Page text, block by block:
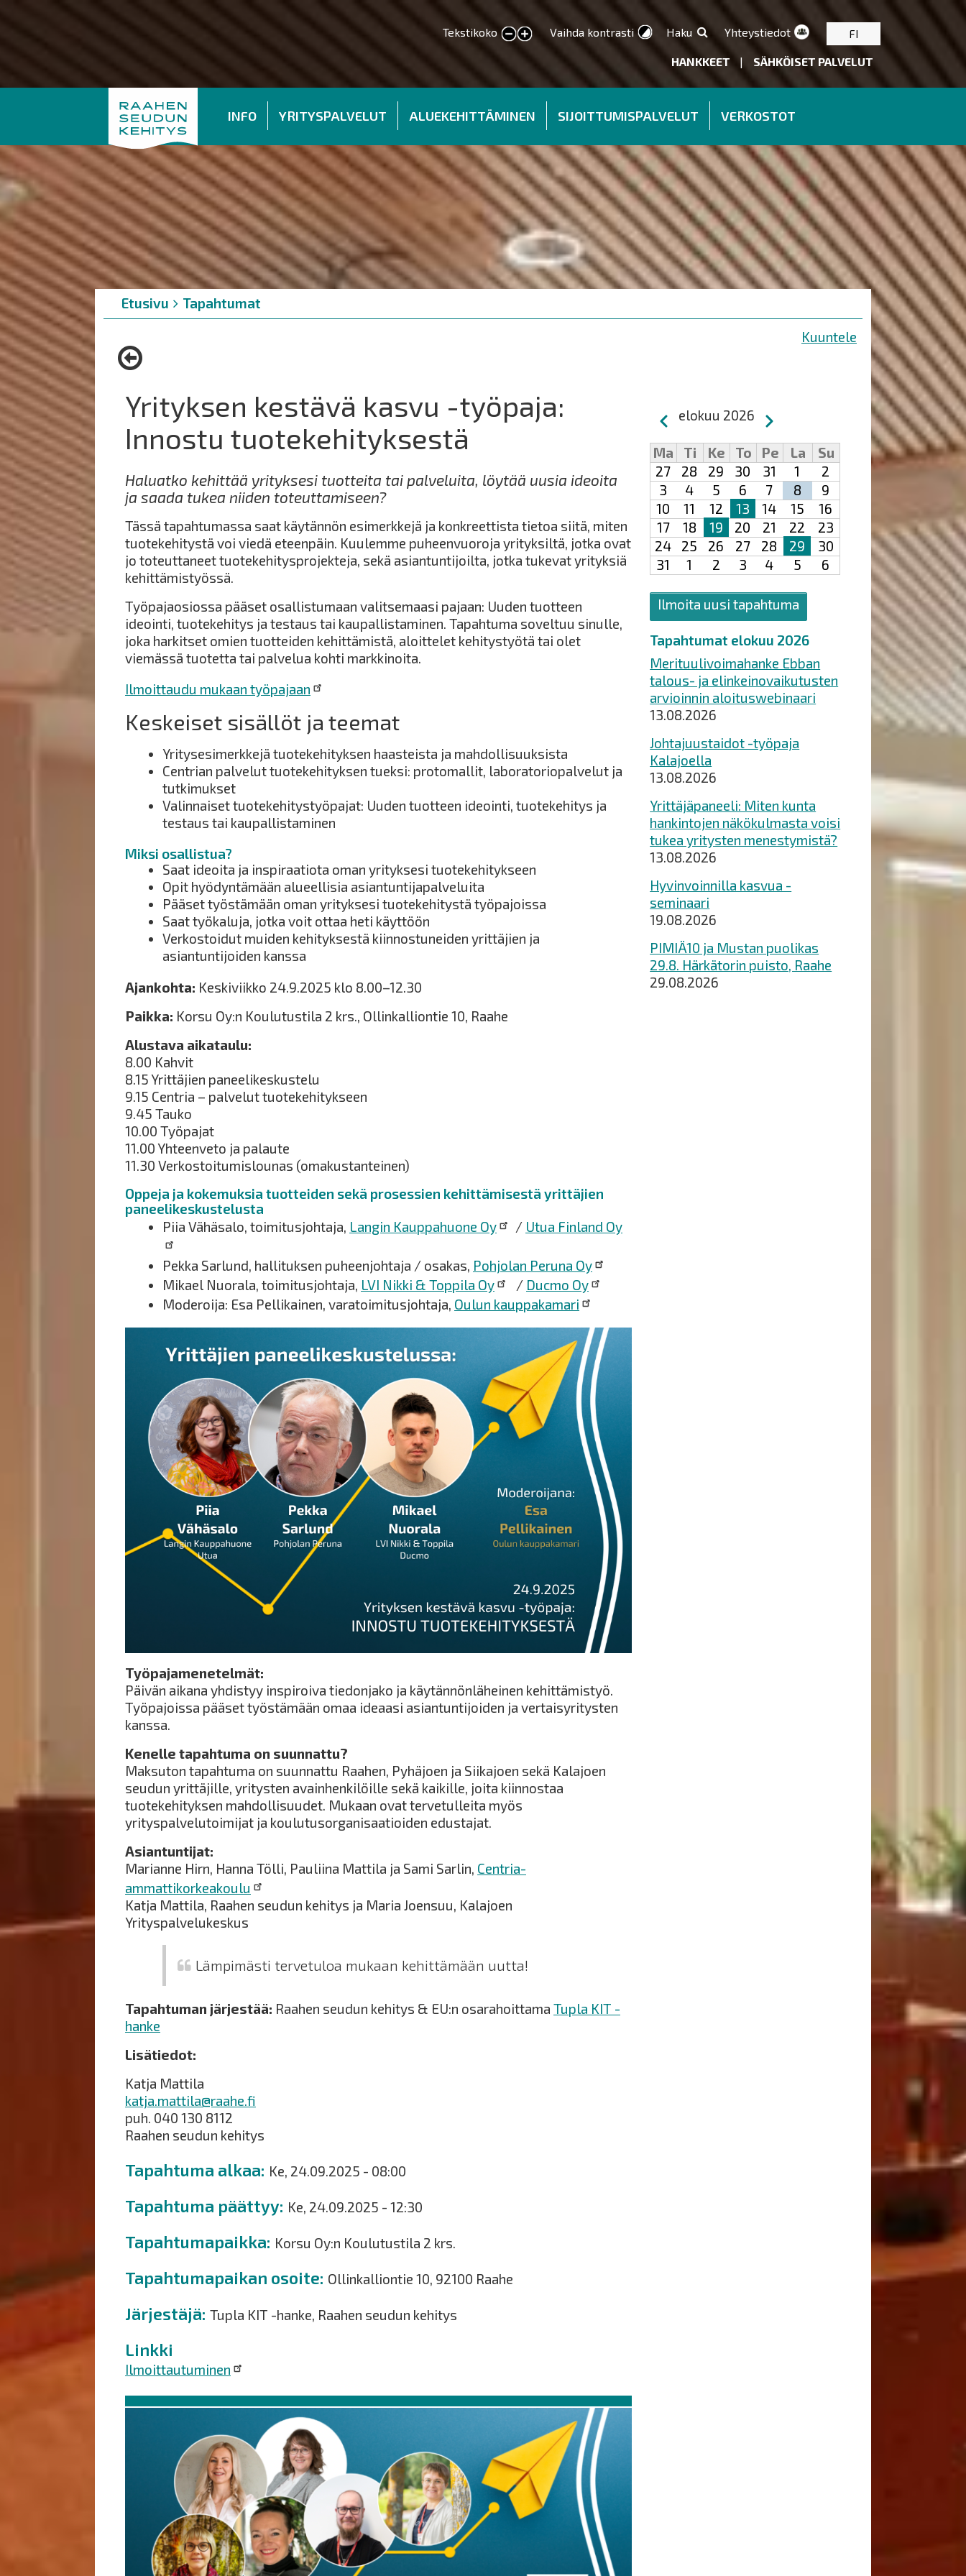
Tekstikoko
smaller text
larger text Vaihda kontrasti Haku Yhteystiedot FI
HANKKEET | SÄHKÖISET PALVELUT
INFO YRITYSPALVELUT ALUEKEHITTÄMINEN SIJOITTUMISPALVELUT VERKOSTOT
Murupolku
You
are
Etusivu Tapahtumat
Kuuntele
Yrityksen kestävä kasvu -työpaja:
Innostu tuotekehityksestä
Haluatko kehittää yrityksesi tuotteita tai palveluita, löytää uusia ideoita
ja saada tukea niiden toteuttamiseen?
Tässä tapahtumassa saat käytännön esimerkkejä ja konkreettista tietoa siitä, miten
tuotekehitystä voi viedä eteenpäin. Kuulemme puheenvuoroja yrityksiltä, jotka ovat
jo toteuttaneet tuotekehitysprojekteja, sekä asiantuntijoilta, jotka tukevat yrityksiä
kehittämistyössä.
Työpajaosiossa pääset osallistumaan valitsemaasi pajaan: Uuden tuotteen
ideointi, tuotekehitys ja testaus tai kaupallistaminen. Tapahtuma soveltuu sinulle,
joka harkitset omien tuotteiden kehittämistä, aloittelet kehitystyötä tai olet
viemässä tuotetta tai palvelua kohti markkinoita.
Ilmoittaudu mukaan työpajaan
Keskeiset sisällöt ja teemat
Yritysesimerkkejä tuotekehityksen haasteista ja mahdollisuuksista
Centrian palvelut tuotekehityksen tueksi: protomallit, laboratoriopalvelut ja
tutkimukset
Valinnaiset tuotekehitystyöpajat: Uuden tuotteen ideointi, tuotekehitys ja
testaus tai kaupallistaminen
Miksi osallistua?
Saat ideoita ja inspiraatiota oman yrityksesi tuotekehitykseen
Opit hyödyntämään alueellisia asiantuntijapalveluita
Pääset työstämään oman yrityksesi tuotekehitystä työpajoissa
Saat työkaluja, jotka voit ottaa heti käyttöön
Verkostoidut muiden kehityksestä kiinnostuneiden yrittäjien ja
asiantuntijoiden kanssa
Ajankohta: Keskiviikko 24.9.2025 klo 8.00–12.30
Paikka: Korsu Oy:n Koulutustila 2 krs., Ollinkalliontie 10, Raahe
Alustava aikataulu:
8.00 Kahvit
8.15 Yrittäjien paneelikeskustelu
9.15 Centria – palvelut tuotekehitykseen
9.45 Tauko
10.00 Työpajat
11.00 Yhteenveto ja palaute
11.30 Verkostoitumislounas (omakustanteinen)
Oppeja ja kokemuksia tuotteiden sekä prosessien kehittämisestä yrittäjien
paneelikeskustelusta
Piia Vähäsalo, toimitusjohtaja, Langin Kauppahuone Oy / Utua Finland Oy
Pekka Sarlund, hallituksen puheenjohtaja / osakas, Pohjolan Peruna Oy
Mikael Nuorala, toimitusjohtaja, LVI Nikki & Toppila Oy / Ducmo Oy
Moderoija: Esa Pellikainen, varatoimitusjohtaja, Oulun kauppakamari
Työpajamenetelmät:
Päivän aikana yhdistyy inspiroiva tiedonjako ja käytännönläheinen kehittämistyö.
Työpajoissa pääset työstämään omaa ideaasi asiantuntijoiden ja vertaisyritysten
kanssa.
Kenelle tapahtuma on suunnattu?
Maksuton tapahtuma on suunnattu Raahen, Pyhäjoen ja Siikajoen sekä Kalajoen
seudun yrittäjille, yritysten avainhenkilöille sekä kaikille, joita kiinnostaa
tuotekehityksen mahdollisuudet. Mukaan ovat tervetulleita myös
yrityspalvelutoimijat ja koulutusorganisaatioiden edustajat.
Asiantuntijat:
Marianne Hirn, Hanna Tölli, Pauliina Mattila ja Sami Sarlin, Centria-
ammattikorkeakoulu
Katja Mattila, Raahen seudun kehitys ja Maria Joensuu, Kalajoen
Yrityspalvelukeskus
Lämpimästi tervetuloa mukaan kehittämään uutta!
Tapahtuman järjestää: Raahen seudun kehitys & EU:n osarahoittama Tupla KIT -
hanke
Lisätiedot:
Katja Mattila
katja.mattila@raahe.fi
puh. 040 130 8112
Raahen seudun kehitys
Tapahtuma alkaa Ke, 24.09.2025 - 08:00
Tapahtuma päättyy Ke, 24.09.2025 - 12:30
Tapahtumapaikka Korsu Oy:n Koulutustila 2 krs.
Tapahtumapaikan osoite Ollinkalliontie 10, 92100 Raahe
Järjestäjä Tupla KIT -hanke, Raahen seudun kehitys
Linkki
Ilmoittautuminen
Sivutus
Edellinen
elokuu 2026
Seuraava
Ma
Ti Ke To Pe La
Su
27
28 29 30 31 1
2
3
4 5 6 7 8
9
10
11 12 13 14 15
16
17
18 19 20 21 22
23
24
25 26 27 28 29
30
31
1 2 3 4 5 6
Ilmoita uusi tapahtuma
Tapahtumat elokuu 2026
Merituulivoimahanke Ebban
talous- ja elinkeinovaikutusten
arvioinnin aloituswebinaari
13.08.2026
Johtajuustaidot -työpaja
Kalajoella
13.08.2026
Yrittäjäpaneeli: Miten kunta
hankintojen näkökulmasta voisi
tukea yritysten menestymistä?
13.08.2026
Hyvinvoinnilla kasvua -
seminaari
19.08.2026
PIMIÄ10 ja Mustan puolikas
29.8. Härkätorin puisto, Raahe
29.08.2026